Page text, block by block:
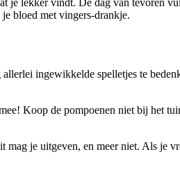
je lekker vindt. De dag van tevoren
bloed met vingers-drankje.
ingewikkelde spelletjes te
Koop de pompoenen niet bij het
je uitgeven, en meer niet. Als je